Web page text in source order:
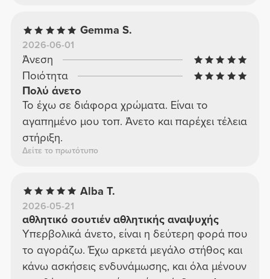
Gemma S.
2026-06-01
Άνεση
Ποιότητα
Πολύ άνετο
Το έχω σε διάφορα χρώματα. Είναι το
αγαπημένο μου τοπ. Άνετο και παρέχει τέλεια
στήριξη.
Δείτε το πρωτότυπο
Alba T.
2026-05-21
αθλητικό σουτιέν αθλητικής αναψυχής
Υπερβολικά άνετο, είναι η δεύτερη φορά που
το αγοράζω. Έχω αρκετά μεγάλο στήθος και
κάνω ασκήσεις ενδυνάμωσης, και όλα μένουν